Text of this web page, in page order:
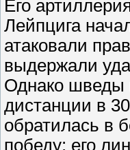
Его
Лейпцига
атаковали
выдержали
Однако шведы
дистанции в
обратилась в
победу: его